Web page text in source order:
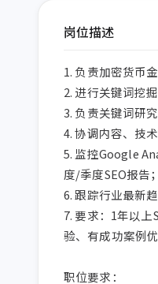
岗位描述
1. 负责加密货币
2. 进行关键词挖
3. 负责关键词研
4. 协调内容、技
5. 监控Google
度/季度SEO报告；
6. 跟踪行业最新
7. 要求：1年以
验、有成功案例优
职位要求：